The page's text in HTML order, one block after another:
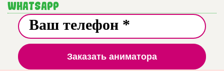
WhatsApp
Заказать аниматора